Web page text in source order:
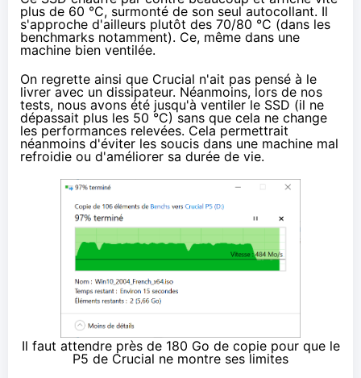
plus de 60 °C, surmonté de son seul autocollant. Il
s'approche d'ailleurs plutôt des 70/80 °C (dans les
benchmarks notamment). Ce, même dans une
machine bien ventilée.
On regrette ainsi que Crucial n'ait pas pensé à le
livrer avec un dissipateur. Néanmoins, lors de nos
tests, nous avons été jusqu'à ventiler le SSD (il ne
dépassait plus les 50 °C) sans que cela ne change
les performances relevées. Cela permettrait
néanmoins d'éviter les soucis dans une machine mal
refroidie ou d'améliorer sa durée de vie.
Il faut attendre près de 180 Go de copie pour que le
P5 de Crucial ne montre ses limites